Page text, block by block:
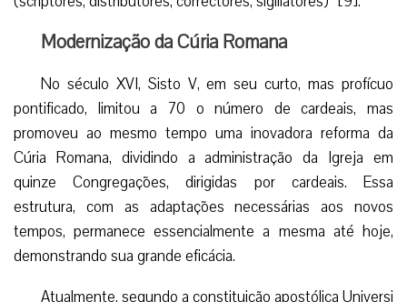
Modernização da Cúria Romana
No século XVI, Sisto V, em seu curto, mas profícuo
pontificado, limitou a 70 o número de cardeais, mas
promoveu ao mesmo tempo uma inovadora reforma da
Cúria Romana, dividindo a administração da Igreja em
quinze Congregações, dirigidas por cardeais. Essa
estrutura, com as adaptações necessárias aos novos
tempos, permanece essencialmente a mesma até hoje,
demonstrando sua grande eficácia.
Atualmente, segundo a constituição apostólica Universi